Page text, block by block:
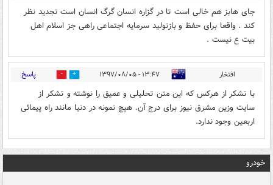
جای هابز هم خالی است تا در گزاره انسان گرگ انسان است تجدید نظر
کند . واقعا برای حفظ و بازتولید سرمایه اجتماعی راهی جز اسلام اهل
بیت ع نیست .
افتخار ۱۳:۴۷ - ۱۳۹۷/۰۸/۰۵ 4 پاسخ
با تشکر از هرکس که این متن تحلیلی و عمیق را نوشته و تشکر از
سایت وزین مشرق نیوز برای درج آن. هیچ نمونه در دنیا مانند راه پیمائی
اربعین وجود ندارد.
خودرو